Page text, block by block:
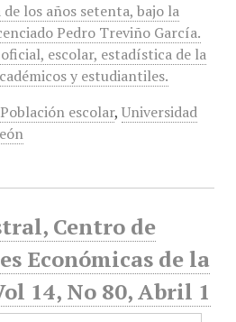
los años setenta, bajo la
Pedro Treviño García.
escolar, estadística de la
y estudiantiles.
Población escolar, Universidad
Centro de
Económicas de la
14, No 80, Abril 1